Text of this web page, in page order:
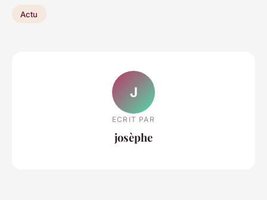
Actu
J
ECRIT PAR
josèphe